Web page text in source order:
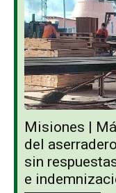
Misiones |
del
sin
e